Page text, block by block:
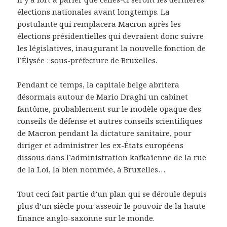
élections nationales avant longtemps. La
postulante qui remplacera Macron après les
élections présidentielles qui devraient donc suivre
les législatives, inaugurant la nouvelle fonction de
l’Élysée : sous-préfecture de Bruxelles.
Pendant ce temps, la capitale belge abritera
désormais autour de Mario Draghi un cabinet
fantôme, probablement sur le modèle opaque des
conseils de défense et autres conseils scientifiques
de Macron pendant la dictature sanitaire, pour
diriger et administrer les ex-États européens
dissous dans l’administration kafkaïenne de la rue
de la Loi, la bien nommée, à Bruxelles…
Tout ceci fait partie d’un plan qui se déroule depuis
plus d’un siècle pour asseoir le pouvoir de la haute
finance anglo-saxonne sur le monde.